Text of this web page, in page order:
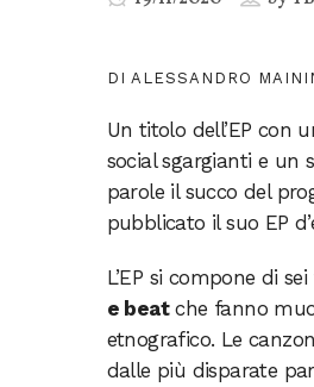
DI ALESSANDRO
Un titolo dell’EP con
social sgargianti e un
parole il succo del
pubblicato il suo EP
L’EP si compone di
e beatche fanno
etnografico. Le
dalle più disparate